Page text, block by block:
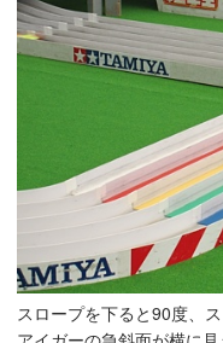
スロープを下ると90度、